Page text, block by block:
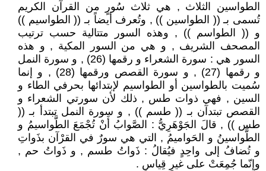
الطواسين الثلاث , هي ثلاث سُورٍ من القرآن الكريم
تُسمى بـ (( الطواسين )) , وتُعرف أيضاً بـ (( الطواسيم ))
و (( الطواسم )) , وهذه السور متتالية حسب ترتيب
المصحف الشريف , و هي من السور المكية , و هذه
السور هي : سورة الشعراء و رقمها (26) , و سورة النمل
و رقمها (27) , و سورة القصص ورقمها (28) , و إنما
سُميت بالطواسين أو الطواسيم لإبتدائها بحرفي الطاء و
السين , فهي ذوات طس , ذلك لأن سورتي الشعراء و
القصص تبتدآن بـ (( طسم )) , و سورة النمل تبتدأ بـ ((
طس )) , قالَ الجَوْهَرِيُّ : الصَّوابُ أَنْ تُجْمَعَ‏ الطَّواسيمُ‏ و
الطَّواسينُ و الحَواميمُ‏ , التي هي سورٌ في القرْآن‏ بذَواتِ‏
و تُضافُ إلى واحِدٍ فيُقالُ : ذَواتُ‏ طسم‏ , و ذَواتُ حم ,
وإِنّما جُمِعَتْ على غيرِ قِياسٍ .